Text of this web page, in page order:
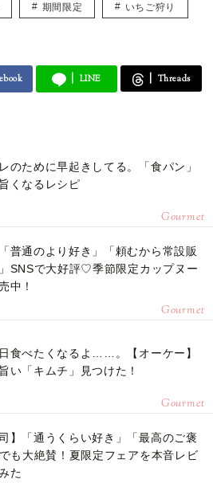
期間限定 いちご狩り
LINE Threads
のために早起きしてる。「食パン」
くなるレシピ
Gourmet
「普通のより好き」「頼むから常設販
SNSで大好評♡季節限定カップヌー
中！
Gourmet
食べたくなるよ……。【オーケー】
い「キムチ」見つけた！
Gourmet
司】「通うくらい好き」「最高のご褒
も大絶賛！夏限定フェアを本音レビ
た